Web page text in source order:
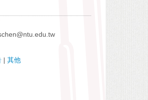
| 其他